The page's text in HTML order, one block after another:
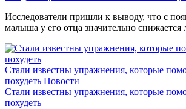
Исследователи пришли к выводу, что с
малыша у его отца значительно снижается
Стали известны упражнения, которые
похудеть Новости
Стали известны упражнения, которые
похудеть